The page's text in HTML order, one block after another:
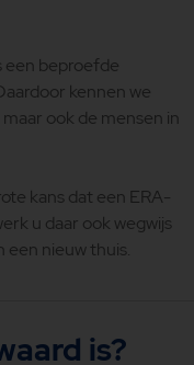
een beproefde
kennen we
ook de mensen in
kans dat een ERA-
u daar ook wegwijs
een nieuw thuis.
is?